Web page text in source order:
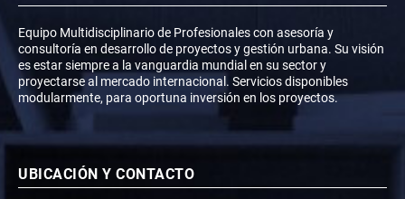
Equipo Multidisciplinario de Profesionales con asesoría y
consultoría en desarrollo de proyectos y gestión urbana. Su visión
es estar siempre a la vanguardia mundial en su sector y
proyectarse al mercado internacional. Servicios disponibles
modularmente, para oportuna inversión en los proyectos.
UBICACIÓN Y CONTACTO